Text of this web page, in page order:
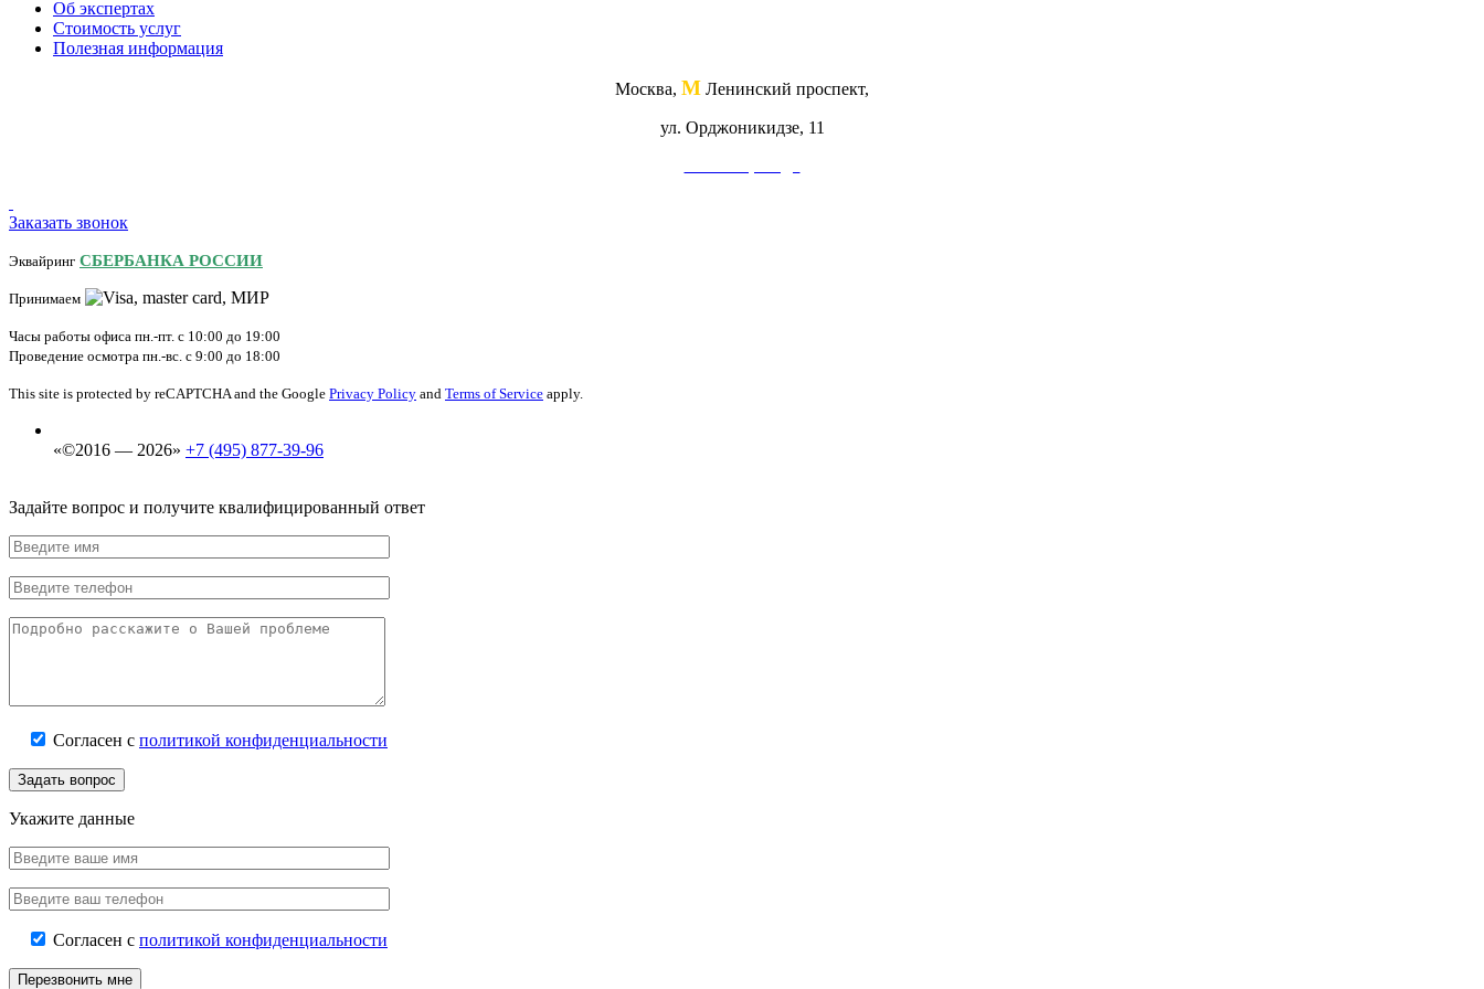
Об экспертах
Стоимость услуг
Полезная информация
Москва, М Ленинский проспект,
ул. Орджоникидзе, 11
Заказать звонок
Эквайринг СБЕРБАНКА РОССИИ
Принимаем
Часы работы офиса пн.-пт. с 10:00 до 19:00
Проведение осмотра пн.-вс. с 9:00 до 18:00
This site is protected by reCAPTCHA and the Google Privacy Policy and Terms of Service apply.
«©2016 — 2026» +7 (495) 877-39-96
Задайте вопрос и получите квалифицированный ответ
Согласен с политикой конфиденциальности
Задать вопрос
Укажите данные
Согласен с политикой конфиденциальности
Перезвонить мне